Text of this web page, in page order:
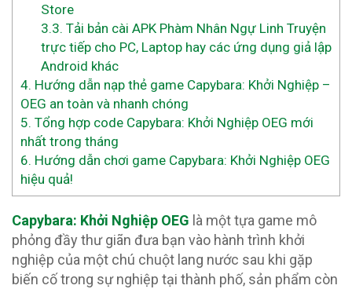
Store
3.3. Tải bản cài APK Phàm Nhân Ngự Linh Truyện
trực tiếp cho PC, Laptop hay các ứng dụng giả lập
Android khác
4. Hướng dẫn nạp thẻ game Capybara: Khởi Nghiệp –
OEG an toàn và nhanh chóng
5. Tổng hợp code Capybara: Khởi Nghiệp OEG mới
nhất trong tháng
6. Hướng dẫn chơi game Capybara: Khởi Nghiệp OEG
hiệu quả!
Capybara: Khởi Nghiệp OEG là một tựa game mô
phỏng đầy thư giãn đưa bạn vào hành trình khởi
nghiệp của một chú chuột lang nước sau khi gặp
biến cố trong sự nghiệp tại thành phố, sản phẩm còn